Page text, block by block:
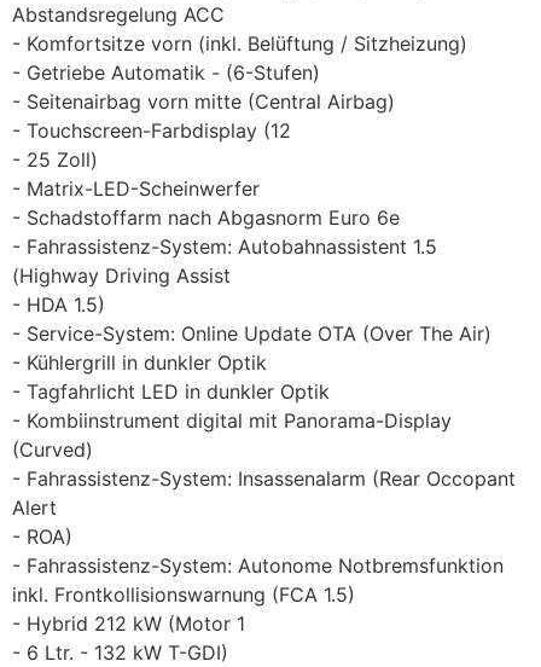
Abstandsregelung ACC
Komfortsitze vorn (inkl. Belüftung / Sitzheizung)
Getriebe Automatik - (6-Stufen)
Seitenairbag vorn mitte (Central Airbag)
Touchscreen-Farbdisplay (12
25 Zoll)
Matrix-LED-Scheinwerfer
Schadstoffarm nach Abgasnorm Euro 6e
Fahrassistenz-System: Autobahnassistent 1.5
(Highway Driving Assist
HDA 1.5)
Service-System: Online Update OTA (Over The Air)
Kühlergrill in dunkler Optik
Tagfahrlicht LED in dunkler Optik
Kombiinstrument digital mit Panorama-Display
(Curved)
Fahrassistenz-System: Insassenalarm (Rear Occopant
Alert
ROA)
Fahrassistenz-System: Autonome Notbremsfunktion
inkl. Frontkollisionswarnung (FCA 1.5)
Hybrid 212 kW (Motor 1
6 Ltr. - 132 kW T-GDI)